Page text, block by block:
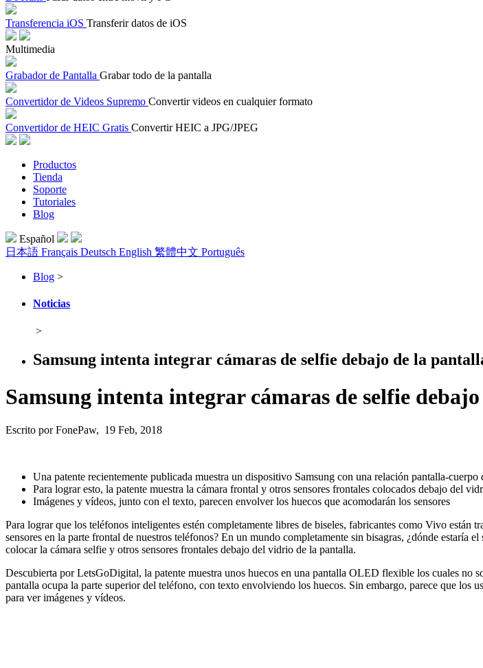
Transferencia iOS Transferir datos de iOS
Multimedia
Grabador de Pantalla Grabar todo de la pantalla
Convertidor de Videos Supremo Convertir videos en cualquier formato
Convertidor de HEIC Gratis Convertir HEIC a JPG/JPEG
Productos
Tienda
Soporte
Tutoriales
Blog
Español
日本語 Français Deutsch English 繁體中文 Português
Blog >
Noticias
>
Samsung intenta integrar cámaras de selfie debajo de la
Samsung intenta integrar cámaras de selfie
Escrito por FonePaw, 19 Feb, 2018
Una patente recientemente publicada muestra un dispositivo Samsung con una relación pantalla-cuerpo
Para lograr esto, la patente muestra la cámara frontal y otros sensores frontales colocados debajo del
Imágenes y vídeos, junto con el texto, parecen envolver los huecos que acomodarán los sensores
Para lograr que los teléfonos inteligentes estén completamente libres de biseles, fabricantes como Vivo
sensores en la parte frontal de nuestros teléfonos? En un mundo completamente sin bisagras, ¿dónde estaría
colocar la cámara selfie y otros sensores frontales debajo del vidrio de la pantalla.
Descubierta por LetsGoDigital, la patente muestra unos huecos en una pantalla OLED flexible los cuales no
pantalla ocupa la parte superior del teléfono, con texto envolviendo los huecos. Sin embargo, parece que los
para ver imágenes y vídeos.